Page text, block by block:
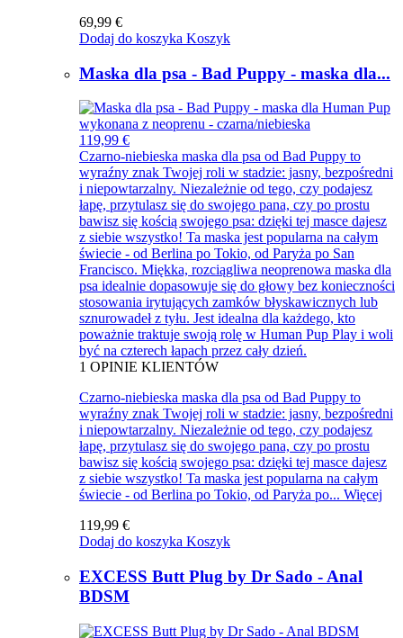
69,99 €
Dodaj do koszyka Koszyk
Maska dla psa - Bad Puppy - maska dla...
119,99 €
Czarno-niebieska maska dla psa od Bad Puppy to
wyraźny znak Twojej roli w stadzie: jasny, bezpośredni
i niepowtarzalny. Niezależnie od tego, czy podajesz
łapę, przytulasz się do swojego pana, czy po prostu
bawisz się kością swojego psa: dzięki tej masce dajesz
z siebie wszystko! Ta maska jest popularna na całym
świecie - od Berlina po Tokio, od Paryża po San
Francisco. Miękka, rozciągliwa neoprenowa maska dla
psa idealnie dopasowuje się do głowy bez konieczności
stosowania irytujących zamków błyskawicznych lub
sznurowadeł z tyłu. Jest idealna dla każdego, kto
poważnie traktuje swoją rolę w Human Pup Play i woli
być na czterech łapach przez cały dzień.
1 OPINIE KLIENTÓW
Czarno-niebieska maska dla psa od Bad Puppy to
wyraźny znak Twojej roli w stadzie: jasny, bezpośredni
i niepowtarzalny. Niezależnie od tego, czy podajesz
łapę, przytulasz się do swojego pana, czy po prostu
bawisz się kością swojego psa: dzięki tej masce dajesz
z siebie wszystko! Ta maska jest popularna na całym
świecie - od Berlina po Tokio, od Paryża po... Więcej
119,99 €
Dodaj do koszyka Koszyk
EXCESS Butt Plug by Dr Sado - Anal
BDSM